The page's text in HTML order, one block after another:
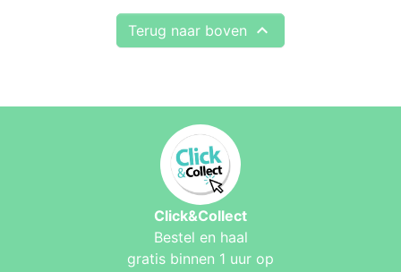
Terug naar boven 
Click&Collect
Bestel en haal
gratis binnen 1 uur op